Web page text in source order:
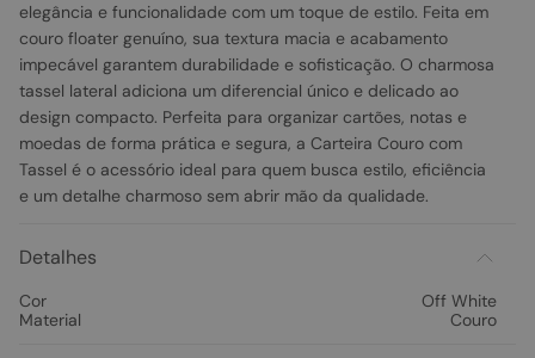
elegância e funcionalidade com um toque de estilo. Feita em
couro floater genuíno, sua textura macia e acabamento
impecável garantem durabilidade e sofisticação. O charmosa
tassel lateral adiciona um diferencial único e delicado ao
design compacto. Perfeita para organizar cartões, notas e
moedas de forma prática e segura, a Carteira Couro com
Tassel é o acessório ideal para quem busca estilo, eficiência
e um detalhe charmoso sem abrir mão da qualidade.
Detalhes
Cor
Off White
Material
Couro